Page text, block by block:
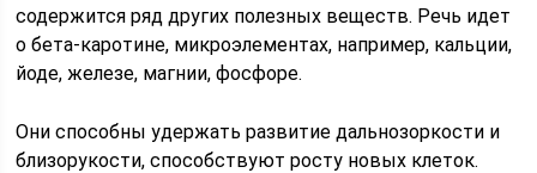
содержится ряд других полезных веществ. Речь идет
о бета-каротине, микроэлементах, например, кальции,
йоде, железе, магнии, фосфоре.
Они способны удержать развитие дальнозоркости и
близорукости, способствуют росту новых клеток.